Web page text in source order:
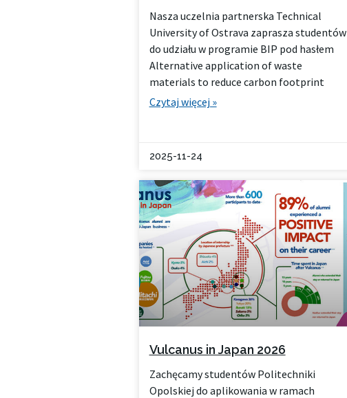
Nasza uczelnia partnerska Technical
University of Ostrava zaprasza studentów
do udziału w programie BIP pod hasłem
Alternative application of waste
materials to reduce carbon footprint
Czytaj więcej »
2025-11-24
Vulcanus in Japan 2026
Zachęcamy studentów Politechniki
Opolskiej do aplikowania w ramach